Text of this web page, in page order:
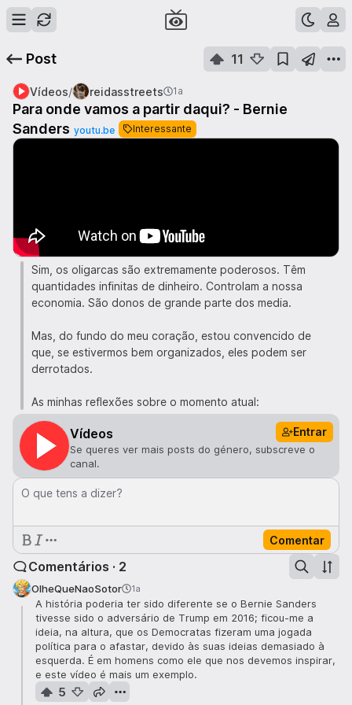
Post 11
Vídeos/ reidasstreets 1a
Para onde vamos a partir daqui? - Bernie
Sanders youtu.be Interessante
Sim, os oligarcas são extremamente poderosos. Têm
quantidades infinitas de dinheiro. Controlam a nossa
economia. São donos de grande parte dos media.
Mas, do fundo do meu coração, estou convencido de
que, se estivermos bem organizados, eles podem ser
derrotados.
As minhas reflexões sobre o momento atual:
Vídeos Entrar
Se queres ver mais posts do género, subscreve o
canal.
O que tens a dizer?
Comentar
Comentários · 2
OlheQueNaoSotor 1a
A história poderia ter sido diferente se o Bernie Sanders
tivesse sido o adversário de Trump em 2016; ficou-me a
ideia, na altura, que os Democratas fizeram uma jogada
política para o afastar, devido às suas ideias demasiado à
esquerda. É em homens como ele que nos devemos inspirar,
e este vídeo é mais um exemplo.
5